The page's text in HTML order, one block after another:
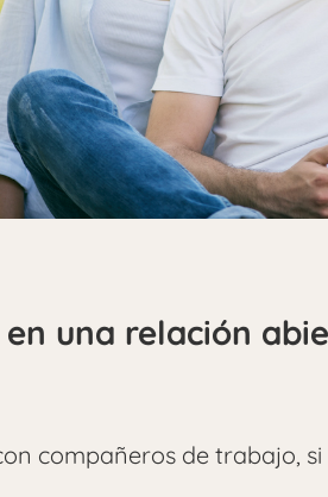
una relación
compañeros de trabajo,